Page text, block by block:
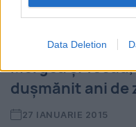
Data Deletion
Mergea și
dușmănit ani de
27 IANUARIE 2015